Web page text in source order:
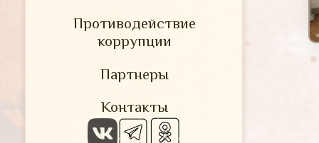
Противодействие
коррупции
Партнеры
Контакты